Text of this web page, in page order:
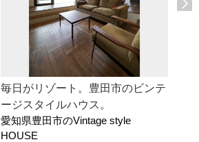
毎日がリゾート。豊田市のビンテ
ージスタイルハウス。
愛知県豊田市のVintage style
HOUSE